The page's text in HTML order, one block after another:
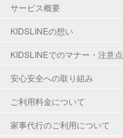
サービス概要
KIDSLINEの想い
KIDSLINEでのマナー・注意点
安心安全への取り組み
ご利用料金について
家事代行のご利用について